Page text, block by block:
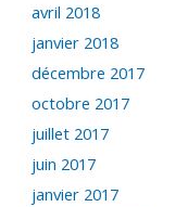
avril 2018
janvier 2018
décembre 2017
octobre 2017
juillet 2017
juin 2017
janvier 2017